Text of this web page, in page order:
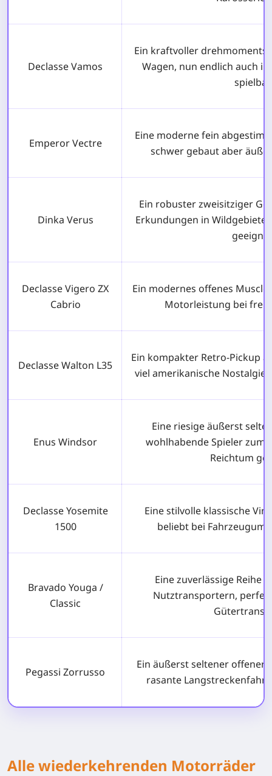
Declasse Vamos
Ein kraftvoller
Wagen, nun endlich auch
spielbar.
Emperor Vectre
Eine moderne fein
schwer gebaut aber
Dinka Verus
Ein robuster zweisitziger
Erkundungen in
Declasse Vigero ZX
Cabrio
Ein modernes offenes
Motorleistung bei
Declasse Walton L35
Ein kompakter Retro-Pickup
viel amerikanische Nostalgie
Enus Windsor
Eine riesige äußerst
wohlhabende Spieler zum
Reichtum
Declasse Yosemite
1500
Eine stilvolle klassische
beliebt bei
Bravado Youga /
Classic
Eine zuverlässige Reihe
Nutztransportern,
Pegassi Zorrusso
Ein äußerst seltener offener
rasante
Alle wiederkehrenden Motorräder